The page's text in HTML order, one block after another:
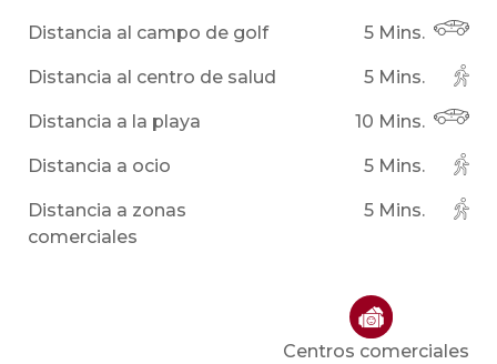
Distancia al campo de golf 5 Mins.
Distancia al centro de salud 5 Mins.
Distancia a la playa 10 Mins.
Distancia a ocio 5 Mins.
Distancia a zonas
comerciales
5 Mins.
Centros comerciales